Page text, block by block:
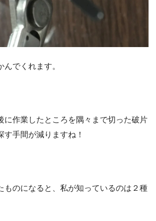
んでくれます。
に作業したところを隅々まで切った破片
す手間が減りますね！
ものになると、私が知っているのは２種